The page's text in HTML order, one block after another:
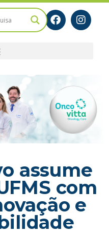
assume
com
e